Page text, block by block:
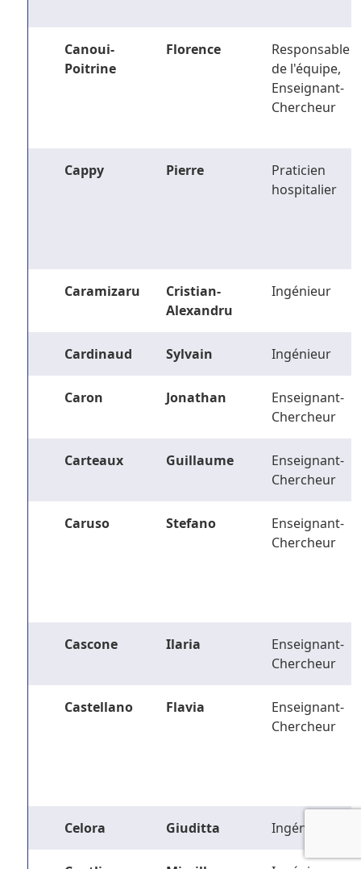
Canoui-
Poitrine
Florence
Responsable
de l'équipe,
Enseignant-
Chercheur
Cappy Pierre
Praticien
hospitalier
Caramizaru
Cristian-
Alexandru
Ingénieur
Cardinaud Sylvain Ingénieur
Caron Jonathan
Enseignant-
Chercheur
Carteaux Guillaume
Enseignant-
Chercheur
Caruso Stefano
Enseignant-
Chercheur
Cascone Ilaria
Enseignant-
Chercheur
Castellano Flavia
Enseignant-
Chercheur
Celora Giuditta Ingénieur